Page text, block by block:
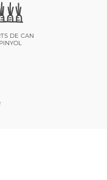
DE CAN
PINYOL